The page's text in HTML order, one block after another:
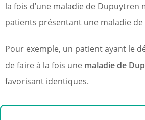
la fois d’une maladie de
patients présentant une maladie de
Pour exemple, un patient ayant le
de faire à la fois une maladie de
favorisant identiques.